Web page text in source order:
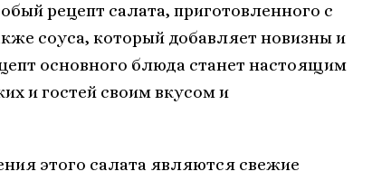
рецепт салата, приготовленного с
соуса, который добавляет новизны и
основного блюда станет настоящим
и гостей своим вкусом и
этого салата являются свежие